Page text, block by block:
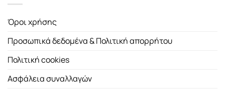
Όροι χρήσης
Προσωπικά δεδομένα & Πολιτική απορρήτου
Πολιτική cookies
Ασφάλεια συναλλαγών